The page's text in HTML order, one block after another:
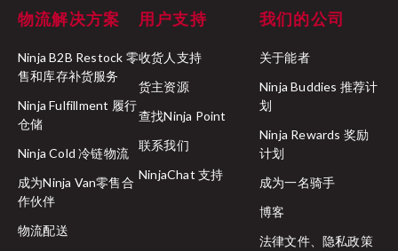
物流解决方案
Ninja B2B Restock 零
售和库存补货服务
Ninja Fulfillment 履行
仓储
Ninja Cold 冷链物流
成为Ninja Van零售合
作伙伴
物流配送
用户支持
收货人支持
货主资源
查找Ninja Point
联系我们
NinjaChat 支持
我们的公司
关于能者
Ninja Buddies 推荐计
划
Ninja Rewards 奖励
计划
成为一名骑手
博客
法律文件、隐私政策